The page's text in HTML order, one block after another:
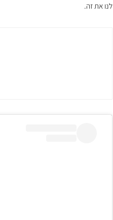
לנו את זה.